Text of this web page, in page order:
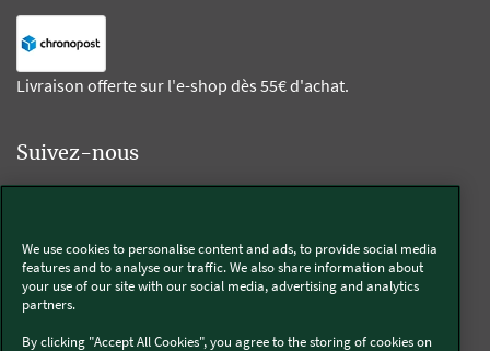
Livraison offerte sur l'e-shop dès 55€ d'achat.
Suivez-nous
Thermomix®
We use cookies to personalise content and ads, to provide social media
features and to analyse our traffic. We also share information about
your use of our site with our social media, advertising and analytics
partners.
By clicking "Accept All Cookies", you agree to the storing of cookies on